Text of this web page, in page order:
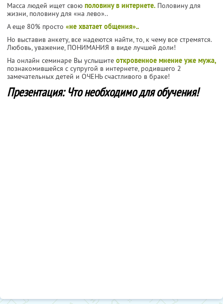
Масса людей ищет свою половину в интернете. Половину для
жизни, половину для «на лево»..
А еще 80% просто «не хватает общения»..
Но выставив анкету, все надеются найти, то, к чему все стремятся.
Любовь, уважение, ПОНИМАНИЯ в виде лучшей доли!
На онлайн семинаре Вы услышите откровенное мнение уже мужа,
познакомившейся с супругой в интернете, родившего 2
замечательных детей и ОЧЕНЬ счастливого в браке!
Презентация: Что необходимо для обучения!